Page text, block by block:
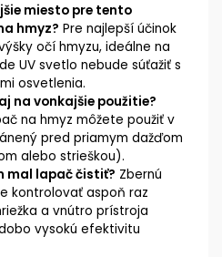
miesto pre tento
hmyz? Pre najlepší účinok
očí hmyzu, ideálne na
UV svetlo nebude súťažiť s
osvetlenia.
na vonkajšie použitie?
na hmyz môžete použiť v
pred priamym dažďom
alebo strieškou).
mal lapač čistiť? Zbernú
kontrolovať aspoň raz
a vnútro prístroja
vysokú efektivitu